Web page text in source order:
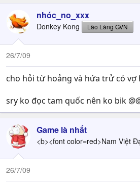
nhóc_no_xxx
Donkey Kong Lão Làng GVN
26/7/09
cho hỏi từ hoảng và hứa trử có vợ
sry ko đọc tam quốc nên ko bik
Game là nhất
<b><font color=red>Nam Việt
26/7/09